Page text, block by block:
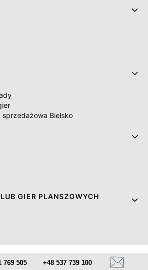
Bielsko
GIER PLANSZOWYCH
769 505 +48 537 739 100